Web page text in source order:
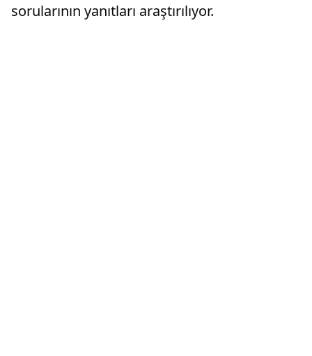
sorularının yanıtları araştırılıyor.